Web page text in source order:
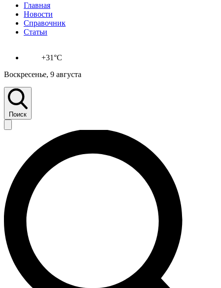
Главная
Новости
Справочник
Статьи
+31°C
Воскресенье, 9 августа
Поиск